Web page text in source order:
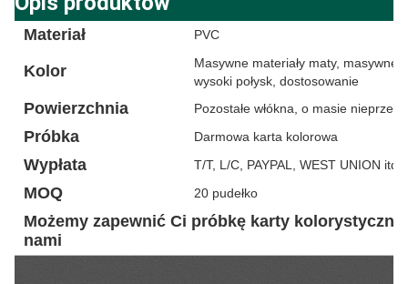
Materiał PVC
Kolor
Masywne materiały maty, masywne
wysoki połysk, dostosowanie
Powierzchnia Pozostałe włókna, o masie
Próbka Darmowa karta kolorowa
Wypłata T/T, L/C, PAYPAL, WEST UNION itd.
MOQ 20 pudełko
Możemy zapewnić Ci próbkę karty
nami